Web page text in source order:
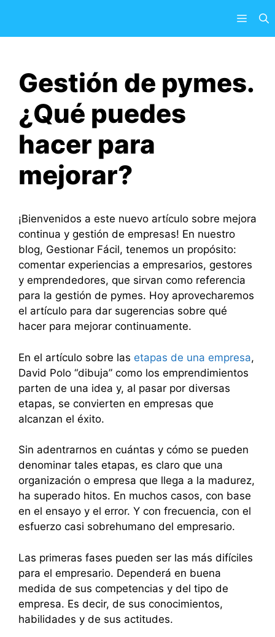
contenido
Menú
Gestión de pymes.
¿Qué puedes
hacer para
mejorar?
¡Bienvenidos a este nuevo artículo sobre mejora
continua y gestión de empresas! En nuestro
blog, Gestionar Fácil, tenemos un propósito:
comentar experiencias a empresarios, gestores
y emprendedores, que sirvan como referencia
para la gestión de pymes. Hoy aprovecharemos
el artículo para dar sugerencias sobre qué
hacer para mejorar continuamente.
En el artículo sobre las etapas de una empresa,
David Polo “dibuja” como los emprendimientos
parten de una idea y, al pasar por diversas
etapas, se convierten en empresas que
alcanzan el éxito.
Sin adentrarnos en cuántas y cómo se pueden
denominar tales etapas, es claro que una
organización o empresa que llega a la madurez,
ha superado hitos. En muchos casos, con base
en el ensayo y el error. Y con frecuencia, con el
esfuerzo casi sobrehumano del empresario.
Las primeras fases pueden ser las más difíciles
para el empresario. Dependerá en buena
medida de sus competencias y del tipo de
empresa. Es decir, de sus conocimientos,
habilidades y de sus actitudes.